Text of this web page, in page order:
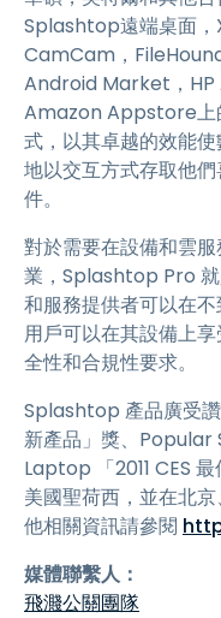
Splashtop遠端桌面
CamCam，
Android Market，
Amazon Appstore上
式，以其卓越的效能
地以交互方式存取他
件。
對於需要在設備和雲
業，Splashtop Pro
和服務提供者可以在不
用戶可以在其設備上
全性和合規性要求。
Splashtop 產品廣受
新產品」獎、Popular
Laptop 「2011 CES
美國聖荷西，並在北
他相關資訊請參閱
媒體聯繫人：
飛濺公關團隊